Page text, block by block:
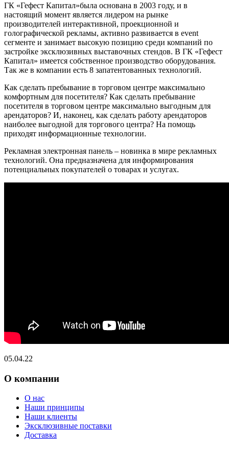
ГК «Гефест Капитал»была основана в 2003 году, и в
настоящий момент является лидером на рынке
производителей интерактивной, проекционной и
голографической рекламы, активно развивается в event
сегменте и занимает высокую позицию среди компаний по
застройке эксклюзивных выставочных стендов. В ГК «Гефест
Капитал» имеется собственное производство оборудования.
Так же в компании есть 8 запатентованных технологий.
Как сделать пребывание в торговом центре максимально
комфортным для посетителя? Как сделать пребывание
посетителя в торговом центре максимально выгодным для
арендаторов? И, наконец, как сделать работу арендаторов
наиболее выгодной для торгового центра? На помощь
приходят информационные технологии.
Рекламная электронная панель – новинка в мире рекламных
технологий. Она предназначена для информирования
потенциальных покупателей о товарах и услугах.
05.04.22
О компании
О нас
Наши принципы
Наши клиенты
Эксклюзивные поставки
Доставка